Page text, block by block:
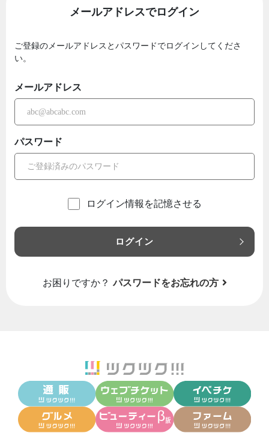
メールアドレスでログイン
ご登録のメールアドレスとパスワードでログインしてくださ
い。
メールアドレス
パスワード
ログイン情報を記憶させる
ログイン
お困りですか？ パスワードをお忘れの方